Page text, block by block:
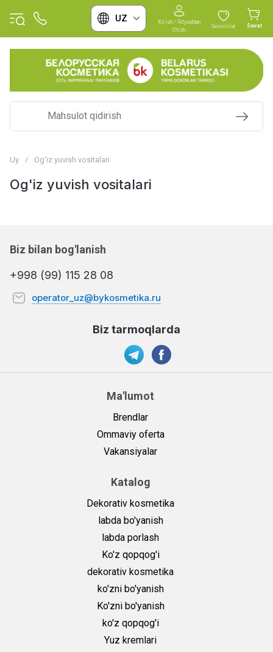
UZ
Kirish / Ro'yxatdan
O'tish
Sevimlilar Savat
Uy / Og'iz yuvish vositalari
Og'iz yuvish vositalari
Ma'lumot
Brendlar
Ommaviy oferta
Vakansiyalar
Katalog
Dekorativ kosmetika
labda bo'yanish
labda porlash
Ko'z qopqog'i
dekorativ kosmetika
ko'zni bo'yanish
Ko'zni bo'yanish
ko'z qopqog'i
Yuz kremlari
Biz bilan bog'lanish
+998 (99) 115 28 08
operator_uz@bykosmetika.ru
Biz tarmoqlarda